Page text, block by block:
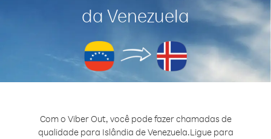
da Venezuela
Com o Viber Out, você pode fazer chamadas de
qualidade para Islândia de Venezuela.Ligue para